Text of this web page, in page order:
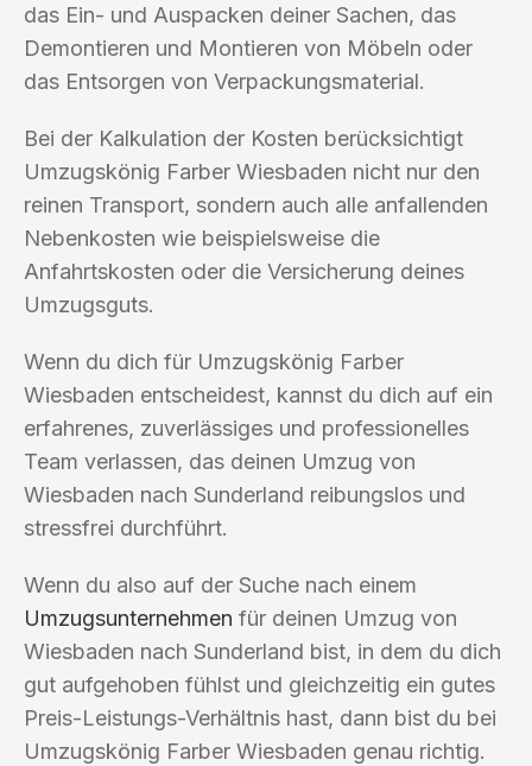
das Ein- und Auspacken deiner Sachen, das
Demontieren und Montieren von Möbeln oder
das Entsorgen von Verpackungsmaterial.
Bei der Kalkulation der Kosten berücksichtigt
Umzugskönig Farber Wiesbaden nicht nur den
reinen Transport, sondern auch alle anfallenden
Nebenkosten wie beispielsweise die
Anfahrtskosten oder die Versicherung deines
Umzugsguts.
Wenn du dich für Umzugskönig Farber
Wiesbaden entscheidest, kannst du dich auf ein
erfahrenes, zuverlässiges und professionelles
Team verlassen, das deinen Umzug von
Wiesbaden nach Sunderland reibungslos und
stressfrei durchführt.
Wenn du also auf der Suche nach einem
Umzugsunternehmen für deinen Umzug von
Wiesbaden nach Sunderland bist, in dem du dich
gut aufgehoben fühlst und gleichzeitig ein gutes
Preis-Leistungs-Verhältnis hast, dann bist du bei
Umzugskönig Farber Wiesbaden genau richtig.